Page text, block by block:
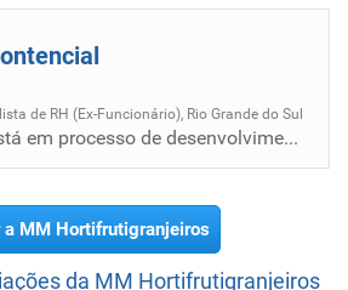
de RH (Ex-Funcionário), Rio Grande do Sul
Ótima empresa, está em processo de desenvolvimento.
a MM Hortifrutigranjeiros
da MM Hortifrutigranjeiros